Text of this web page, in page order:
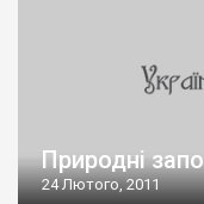
Природні
24 Лютого, 2011